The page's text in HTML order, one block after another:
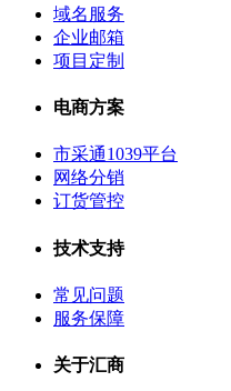
域名服务
企业邮箱
项目定制
电商方案
市采通1039平台
网络分销
订货管控
技术支持
常见问题
服务保障
关于汇商